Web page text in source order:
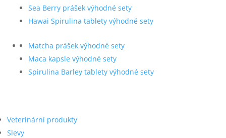
Sea Berry prášek výhodné sety
Hawai Spirulina tablety výhodné sety
Matcha prášek výhodné sety
Maca kapsle výhodné sety
Spirulina Barley tablety výhodné sety
Veterinární produkty
Slevy